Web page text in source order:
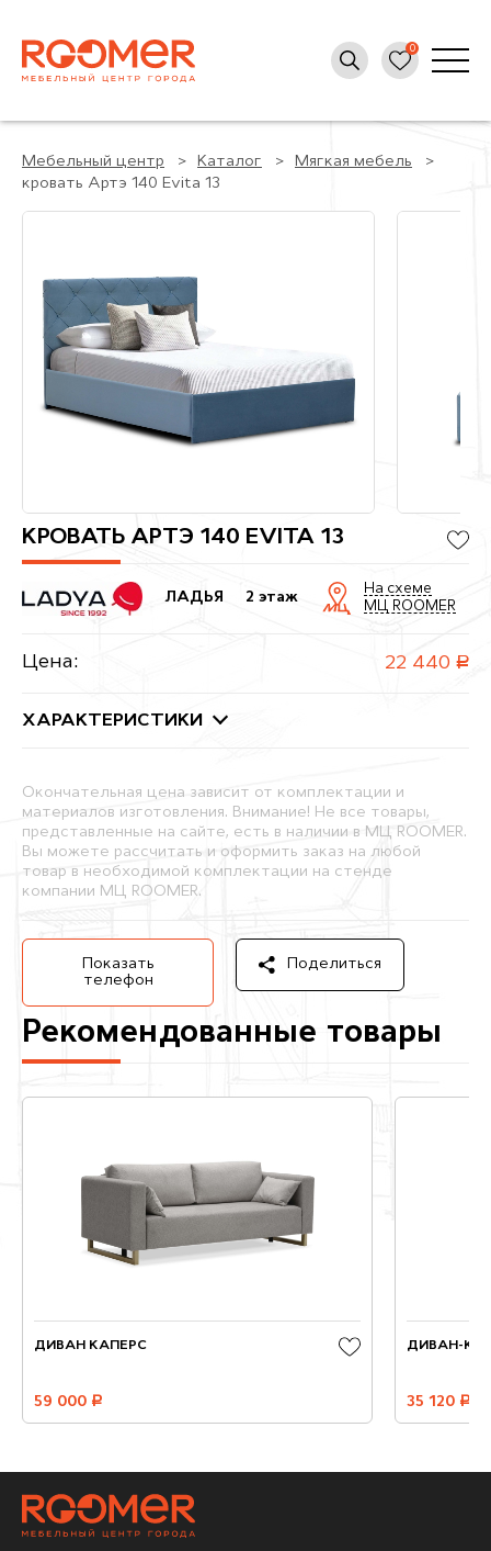
Мебельный центр Каталог
Мягкая мебель
кровать Артэ 140 Evita 13
КРОВАТЬ АРТЭ 140 EVITA 13
ЛАДЬЯ 2 этаж
На схеме
МЦ ROOMER
Цена: 22 440 руб.
ХАРАКТЕРИСТИКИ
Окончательная цена зависит от комплектации и
материалов изготовления. Внимание! Не все товары,
представленные на сайте, есть в наличии в МЦ ROOMER.
Вы можете рассчитать и оформить заказ на любой
товар в необходимой комплектации на стенде
компании МЦ ROOMER.
Показать
телефон
Поделиться
Рекомендованные товары
ДИВАН КАПЕРС
59 000 руб.
ДИВАН-
35 120 руб.